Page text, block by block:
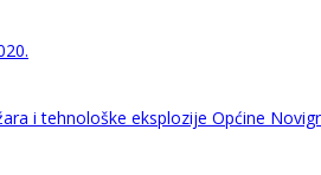
i tehnološke eksplozije Općine